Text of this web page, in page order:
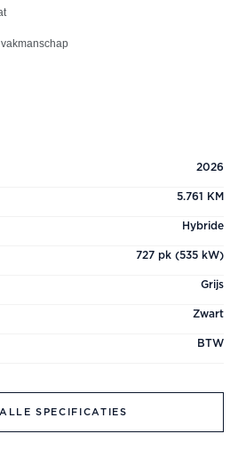
2026
5.761 KM
Hybride
727 pk (535 kW)
Grijs
Zwart
BTW
SPECIFICATIES